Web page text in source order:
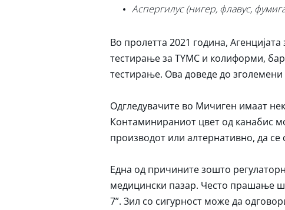
Аспергилус (нигер, флавус,
Во пролетта 2021 година,
тестирање за TYMC и колиформи,
тестирање. Ова доведе до
Одгледувачите во Мичиген имаат
Контаминираниот цвет од канабис
производот или алтернативно, да
Една од причините зошто
медицински пазар. Често прашање
7”. Зил со сигурност може да